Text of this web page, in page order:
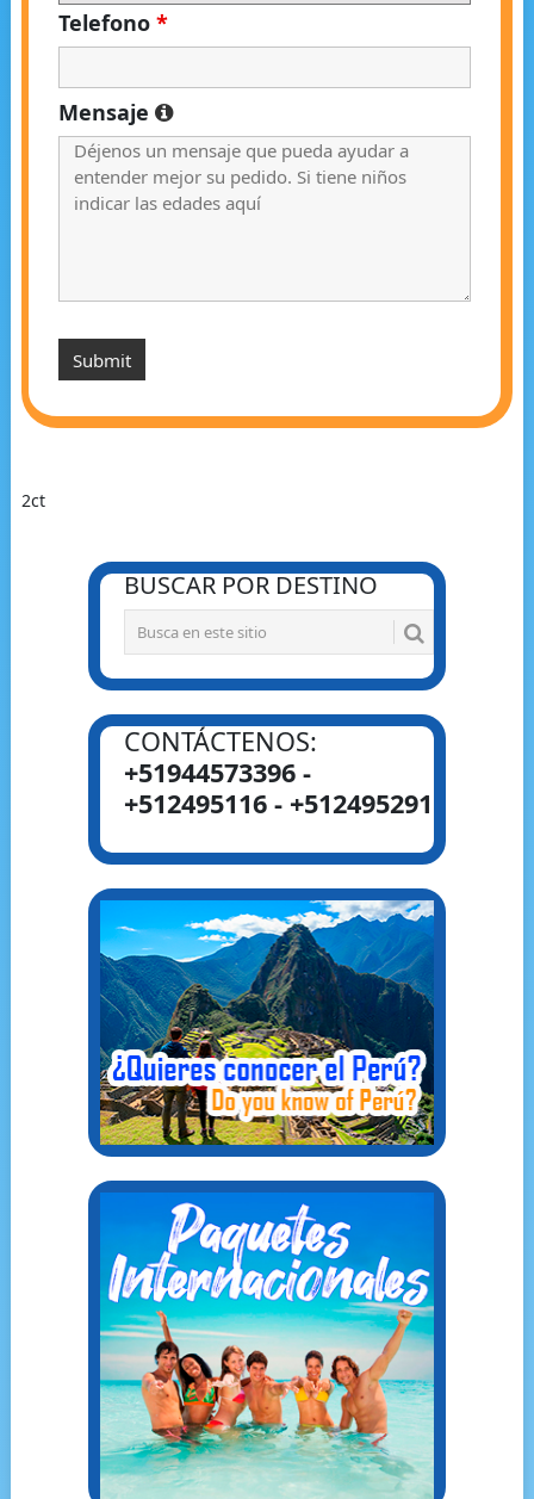
Telefono *
Mensaje
2ct
BUSCAR POR DESTINO
CONTÁCTENOS:
+51944573396 -
+512495116 - +512495291